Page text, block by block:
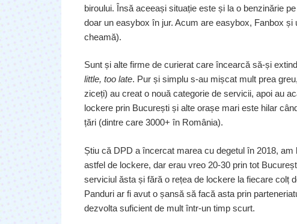
biroului. Însă aceeași situație este și la o benzinărie
doar un easybox în jur. Acum are easybox, Fanbox
cheamă).
Sunt și alte firme de curierat care încearcă să-și
little, too late. Pur și simplu s-au mișcat mult prea
ziceți) au creat o nouă categorie de servicii, apoi au
lockere prin București și alte orașe mari este hilar
țări (dintre care 3000+ în România).
Știu că DPD a încercat marea cu degetul în 2018,
astfel de lockere, dar erau vreo 20-30 prin tot
serviciul ăsta și fără o rețea de lockere la fiecare colț
Panduri ar fi avut o șansă să facă asta prin
dezvolta suficient de mult într-un timp scurt.